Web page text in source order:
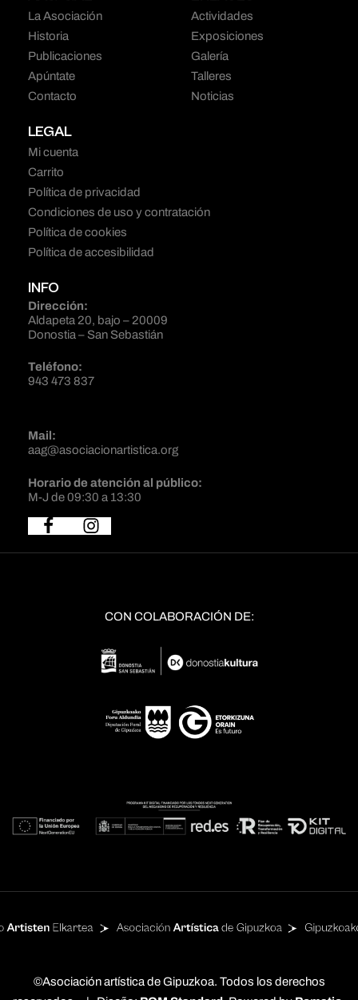
La Asociación
Historia
Publicaciones
Apúntate
Contacto
Actividades
Exposiciones
Galería
Talleres
Noticias
LEGAL
Mi cuenta
Carrito
Política de privacidad
Condiciones de uso y contratación
Política de cookies
Política de accesibilidad
INFO
Dirección:
Aldapeta 20, bajo – 20009
Donostia – San Sebastián
Teléfono:
943 473 837
Mail:
aag@asociacionartistica.org
Horario de atención al público:
M-J de 09:30 a 13:30
CON COLABORACIÓN DE:
©Asociación artística de Gipuzkoa. Todos los derechos